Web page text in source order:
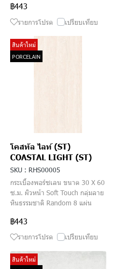
฿443
รายการโปรด เปรียบเทียบ
สินค้าใหม่
PORCELAIN
โคสทัล ไลท์ (ST)
COASTAL LIGHT (ST)
SKU : RHS00005
กระเบื้องพอร์ซเลน ขนาด 30 X 60
ซ.ม. ผิวหน้า Soft Touch กลุ่มลาย
หินธรรมชาติ Random 8 แผ่น
฿443
รายการโปรด เปรียบเทียบ
สินค้าใหม่